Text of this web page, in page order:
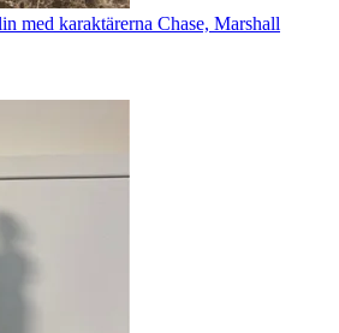
med karaktärerna Chase, Marshall